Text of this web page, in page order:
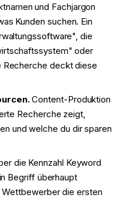
und Fachjargon
Kunden suchen. Ein
die
oder
Recherche deckt diese
Content-Produktion
Recherche zeigt,
und welche du dir sparen
die Kennzahl Keyword
Begriff überhaupt
die ersten